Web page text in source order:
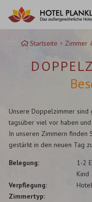
Inhalt
springen
Startseite Zimmer
Unsere Doppelzimmer sind
tagsüber viel vor haben
In unseren Zimmern finden
gestärkt in den neuen Tag
Belegung
1-2
Kind
Verpflegung
Zimmertyp